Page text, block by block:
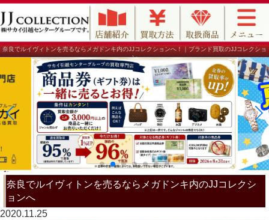
奈良でルイヴィトンを売るならメガドンキ内のJJコレクションへ！｜ブランド買取のJJコレクショ
ン
奈良でルイヴィトンを売るならメガドンキ内のJJコレクシ
ョンへ
2020.11.25